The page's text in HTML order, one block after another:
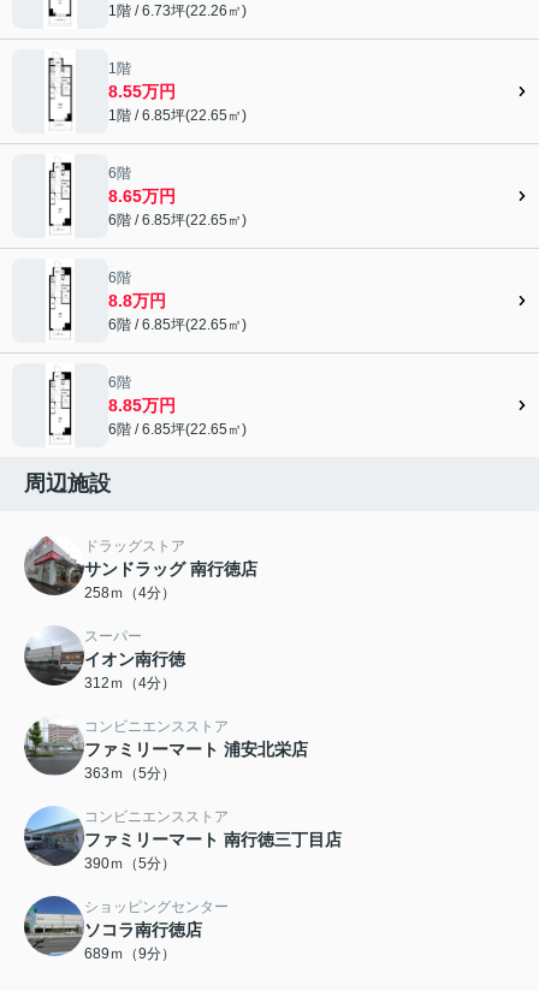
1階 / 6.73坪(22.26㎡)
1階
8.55万円
1階 / 6.85坪(22.65㎡)
6階
8.65万円
6階 / 6.85坪(22.65㎡)
6階
8.8万円
6階 / 6.85坪(22.65㎡)
6階
8.85万円
6階 / 6.85坪(22.65㎡)
周辺施設
ドラッグストア
サンドラッグ 南行徳店
258ｍ（4分）
スーパー
イオン南行徳
312ｍ（4分）
コンビニエンスストア
ファミリーマート 浦安北栄店
363ｍ（5分）
コンビニエンスストア
ファミリーマート 南行徳三丁目店
390ｍ（5分）
ショッピングセンター
ソコラ南行徳店
689ｍ（9分）